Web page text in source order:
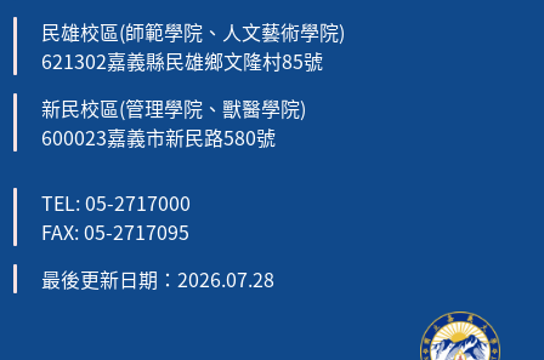
民雄校區(師範學院、人文藝術學院)
621302嘉義縣民雄鄉文隆村85號
新民校區(管理學院、獸醫學院)
600023嘉義市新民路580號
TEL: 05-2717000
FAX: 05-2717095
最後更新日期：2026.07.28